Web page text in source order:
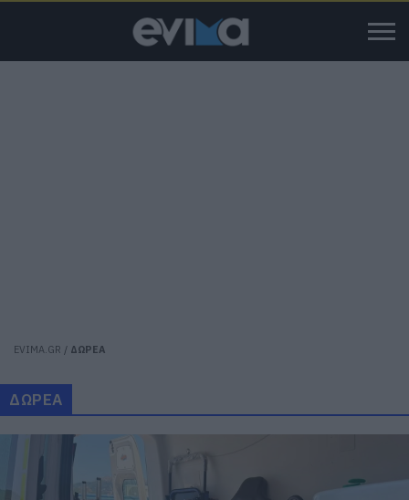
EVIMA.GR / ΔΩΡΕΑ
ΔΩΡΕΑ